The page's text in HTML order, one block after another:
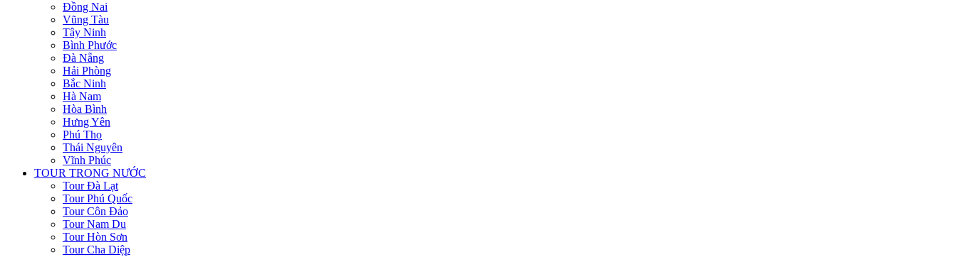
Đồng Nai
Vũng Tàu
Tây Ninh
Bình Phước
Đà Nẵng
Hải Phòng
Bắc Ninh
Hà Nam
Hòa Bình
Hưng Yên
Phú Thọ
Thái Nguyên
Vĩnh Phúc
TOUR TRONG NƯỚC
Tour Đà Lạt
Tour Phú Quốc
Tour Côn Đảo
Tour Nam Du
Tour Hòn Sơn
Tour Cha Diệp